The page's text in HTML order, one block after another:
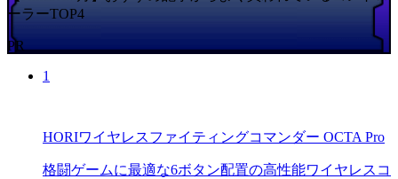
ーラーTOP4
PR
1
HORIワイヤレスファイティングコマンダー OCTA Pro
格闘ゲームに最適な6ボタン配置の高性能ワイヤレスコ